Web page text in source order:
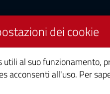
dei cookie
utili al suo funzionamento,
acconsenti all'uso. Per